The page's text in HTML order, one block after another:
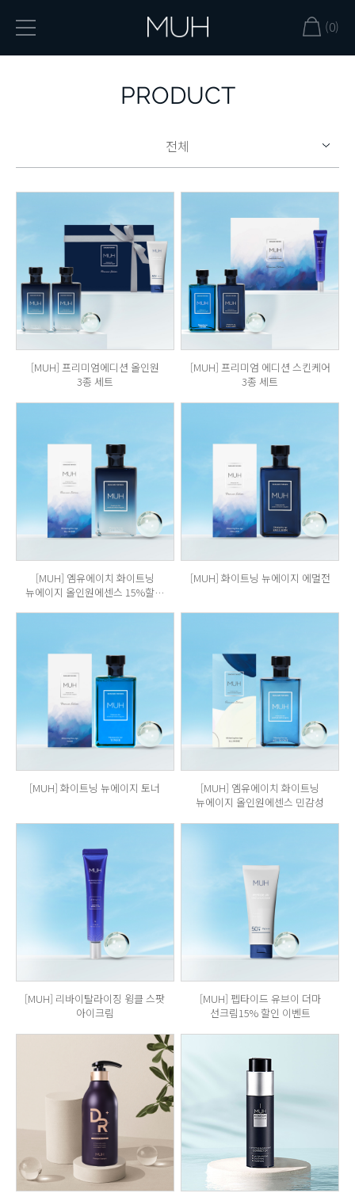
(0)
PRODUCT
전체
[MUH] 프리미엄에디션 올인원
3종 세트
[MUH] 프리미엄 에디션 스킨케어
3종 세트
[MUH] 엠유에이치 화이트닝
뉴에이지 올인원에센스 15%할인
[MUH] 화이트닝 뉴에이지 에멀전
[MUH] 화이트닝 뉴에이지 토너
[MUH] 엠유에이치 화이트닝
뉴에이지 올인원에센스 민감성
[MUH] 리바이탈라이징 윙클 스팟
아이크림
[MUH] 펩타이드 유브이 더마
선크림15% 할인 이벤트